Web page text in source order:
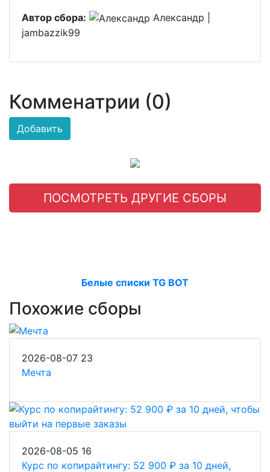
Автор сбора:
Александр |
jambazzik99
Комменатрии (0)
Добавить
ПОСМОТРЕТЬ ДРУГИЕ СБОРЫ
Белые списки TG BOT
Похожие сборы
2026-08-07 23
Мечта
2026-08-05 16
Курс по копирайтингу: 52 900 ₽ за 10 дней,